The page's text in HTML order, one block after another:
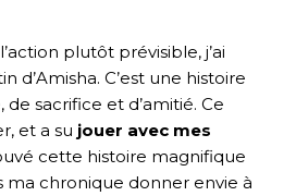
plutôt prévisible, j’ai
d’Amisha. C’est une histoire
de sacrifice et d’amitié. Ce
et a su jouer avec mes
cette histoire magnifique
ma chronique donner envie à